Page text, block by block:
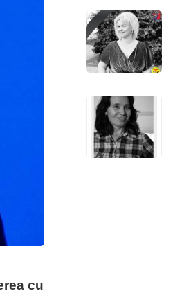
cu